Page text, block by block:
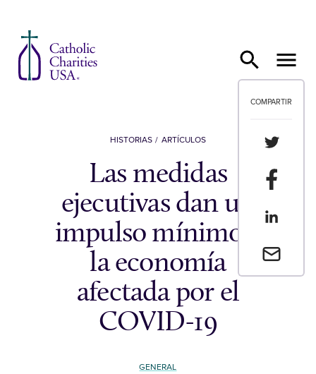
COMPARTIR
Envia un
HISTORIAS ARTÍCULOS
Las medidas
ejecutivas dan un
impulso mínimo a
la economía
afectada por el
COVID-19
GENERAL